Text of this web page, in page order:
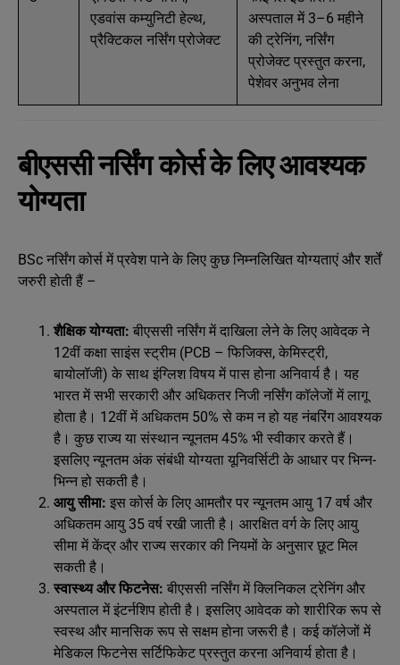
एडवांस कम्युनिटी हेल्थ,
प्रैक्टिकल नर्सिंग प्रोजेक्ट
अस्पताल में 3–6 महीने
की ट्रेनिंग, नर्सिंग
प्रोजेक्ट प्रस्तुत करना,
पेशेवर अनुभव लेना
बीएससी नर्सिंग कोर्स के लिए आवश्यक
योग्यता
BSc नर्सिंग कोर्स में प्रवेश पाने के लिए कुछ निम्नलिखित योग्यताएं और शर्तें
जरुरी होती हैं –
शैक्षिक योग्यता: बीएससी नर्सिंग में दाखिला लेने के लिए आवेदक ने
12वीं कक्षा साइंस स्ट्रीम (PCB – फिजिक्स, केमिस्ट्री,
बायोलॉजी) के साथ इंग्लिश विषय में पास होना अनिवार्य है। यह
भारत में सभी सरकारी और अधिकतर निजी नर्सिंग कॉलेजों में लागू
होता है। 12वीं में अधिकतम 50% से कम न हो यह नंबरिंग आवश्यक
है। कुछ राज्य या संस्थान न्यूनतम 45% भी स्वीकार करते हैं।
इसलिए न्यूनतम अंक संबंधी योग्यता यूनिवर्सिटी के आधार पर भिन्न-
भिन्न हो सकती है।
आयु सीमा: इस कोर्स के लिए आमतौर पर न्यूनतम आयु 17 वर्ष और
अधिकतम आयु 35 वर्ष रखी जाती है। आरक्षित वर्ग के लिए आयु
सीमा में केंद्र और राज्य सरकार की नियमों के अनुसार छूट मिल
सकती है।
स्वास्थ्य और फिटनेस: बीएससी नर्सिंग में क्लिनिकल ट्रेनिंग और
अस्पताल में इंटर्नशिप होती है। इसलिए आवेदक को शारीरिक रूप से
स्वस्थ और मानसिक रूप से सक्षम होना जरूरी है। कई कॉलेजों में
मेडिकल फिटनेस सर्टिफिकेट प्रस्तुत करना अनिवार्य होता है।